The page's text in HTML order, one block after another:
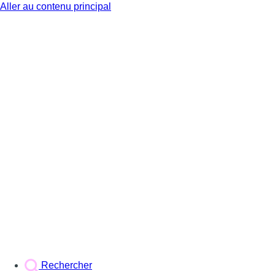
Aller au contenu principal
Rechercher